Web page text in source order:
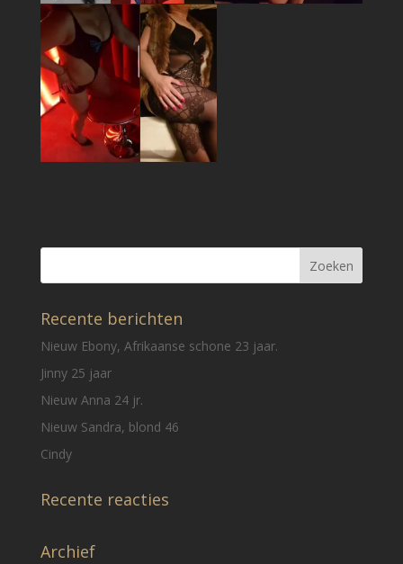
Recente berichten
Nieuw Ebony, Afrikaanse schone 23 jaar.
Jinny 25 jaar
Nieuw Anna 24 jr.
Nieuw Sandra, blond 46
Cindy
Recente reacties
Archief